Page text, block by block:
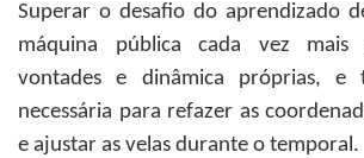
Superar o desafio do aprendizado
máquina pública cada vez mais
vontades e dinâmica próprias, e
necessária para refazer as
e ajustar as velas durante o temporal.